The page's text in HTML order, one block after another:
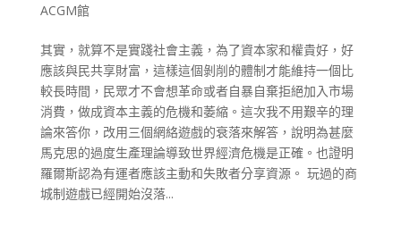
ACGM館
其實，就算不是實踐社會主義，為了資本家和權貴好，好
應該與民共享財富，這樣這個剝削的體制才能維持一個比
較長時間，民眾才不會想革命或者自暴自棄拒絕加入市場
消費，做成資本主義的危機和萎縮。這次我不用艱辛的理
論來答你，改用三個網絡遊戲的衰落來解答，說明為甚麼
馬克思的過度生產理論導致世界經濟危機是正確。也證明
羅爾斯認為有運者應該主動和失敗者分享資源。 玩過的商
城制遊戲已經開始沒落...